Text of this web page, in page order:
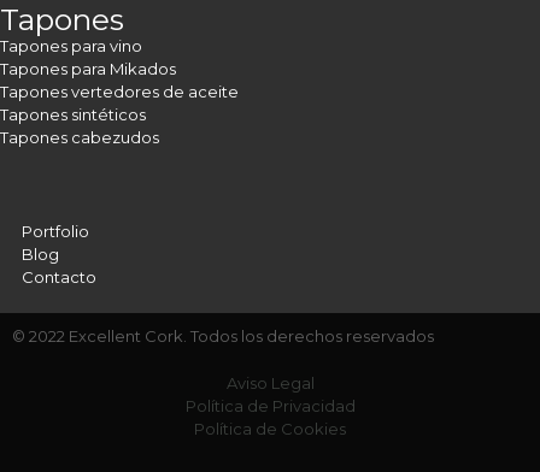
Tapones
Tapones para vino
Tapones para Mikados
Tapones vertedores de aceite
Tapones sintéticos
Tapones cabezudos
Portfolio
Blog
Contacto
© 2022 Excellent Cork. Todos los derechos reservados
Aviso Legal
Política de Privacidad
Política de Cookies